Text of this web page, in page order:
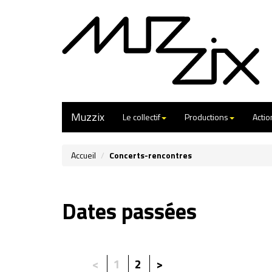
Muzzix Le collectif Productions
Accueil Concerts-rencontres
Dates passées
< 1 2 >